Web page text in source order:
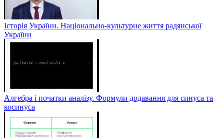
Історія України. Національно-культурне життя радянської
України
Алгебра і початки аналізу. Формули додавання для синуса та
косинуса